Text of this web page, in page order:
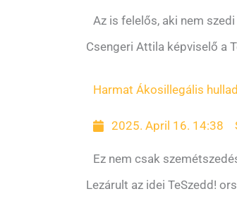
Az is felelős, aki nem
Csengeri Attila képviselő a
Harmat Ákosillegális
2025. April 16. 14:38
Ez nem csak
Lezárult az idei TeSzedd!